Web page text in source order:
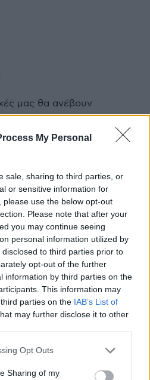
My Personal
sale, sharing to third parties, or
or sensitive information for
use the below opt-out
Please note that after your
you may continue seeing
personal information utilized by
to third parties prior to
opt-out of the further
information by third parties on the
This information may
parties on the IAB’s List of
may further disclose it to other
app uses one or more Google
behaviour. You may click to
Opt Outs
Sharing of my
μας θα ανέβουν
Ουκρανία που δεν είναι
στηρίζουν (δεν μιλάμε για
τις ΗΠΑ που είναι
έσωσε στον Β παγκόσμιο και
της Ρωσικής αρκούδας
ΣΧΟΛΙΩΝ